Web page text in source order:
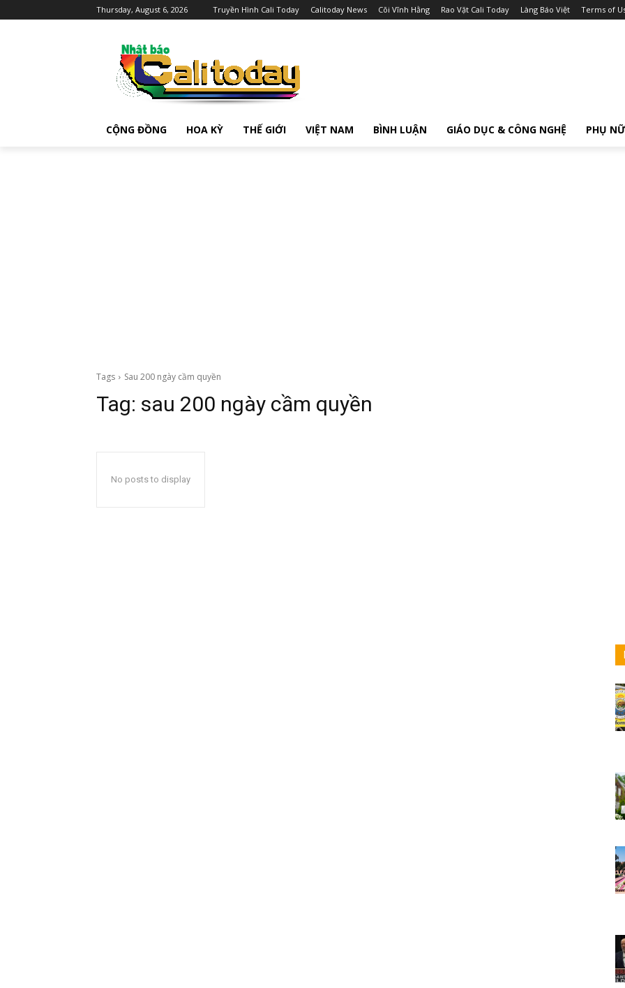
Thursday, August 6, 2026 Truyền Hình Cali Today Calitoday News Cõi Vĩnh Hằng Rao Vặt Cali Today Làng Báo Việt Terms of
CỘNG ĐỒNG HOA KỲ THẾ GIỚI VIỆT NAM BÌNH LUẬN GIÁO DỤC & CÔNG NGHỆ PHỤ NỮ
Tags Sau 200 ngày cầm quyền
Tag: sau 200 ngày cầm quyền
No posts to display